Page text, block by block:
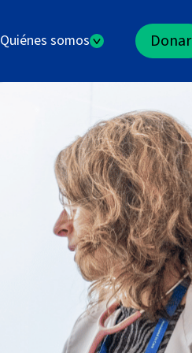
Quiénes somos Donar